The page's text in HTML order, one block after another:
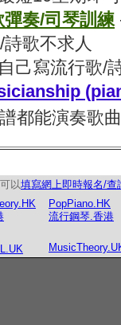
奏/司琴訓練
歌不求人
己寫流行歌/
都能演奏歌曲
以填寫網上即時報名/查
PopPiano.HK
流行鋼琴.香港